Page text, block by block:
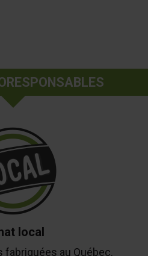
local
au Québec.